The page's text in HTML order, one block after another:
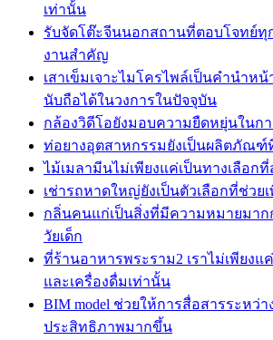
เท่านั้น
รับจัดโต๊ะจีนนอกสถานที่ตอบโจทย์ทุ
งานสำคัญ
เสาเข็มเจาะไมโครไพล์เป็นคำนำห
นับถือได้ในวงการในปัจจุบัน
กล้องวิดีโอยังมอบความยืดหยุ่นในก
ท่อยางอุตสาหกรรมยังเป็นผลิตภัณ
ไม้เมลามีนไม่เพียงแค่เป็นทางเลือก
เช่ารถหาดใหญ่ยังเป็นตัวเลือกที่ช่วย
กลิ่นคนแก่เป็นสิ่งที่มีความหมายมาก
วัยเด็ก
ที่ร้านอาหารพระราม2 เราไม่เพียงแ
และเครื่องดื่มเท่านั้น
BIM model ช่วยให้การสื่อสารระหว่
ประสิทธิภาพมากขึ้น